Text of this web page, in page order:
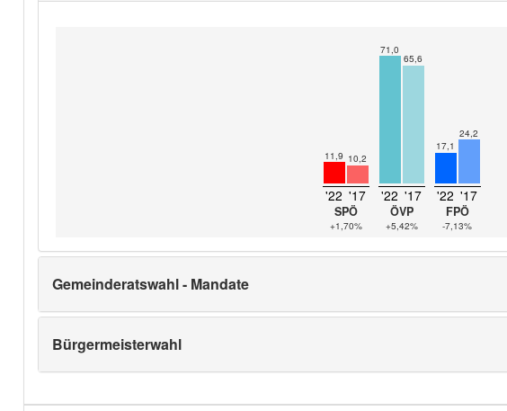
11,9 10,2
'22 '17
SPÖ
+1,70%
71,0
65,6
'22 '17
ÖVP
+5,42%
17,1
24,2
'22 '17
FPÖ
-7,13%
Gemeinderatswahl - Mandate
Bürgermeisterwahl